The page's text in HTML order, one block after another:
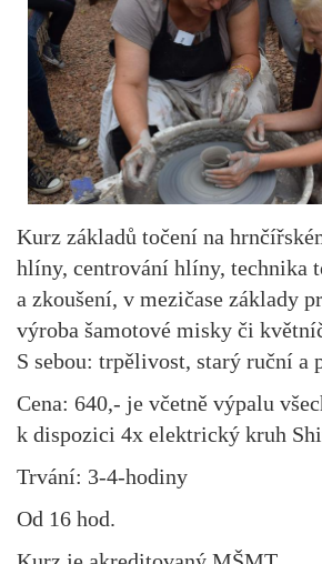
Kurz základů točení na
hlíny, centrování hlíny, technika
a zkoušení, v mezičase základy
výroba šamotové misky či
S sebou: trpělivost, starý ruční a
Cena: 640,- je včetně výpalu
k dispozici 4x elektrický kruh
Trvání: 3-4-hodiny
Od 16 hod.